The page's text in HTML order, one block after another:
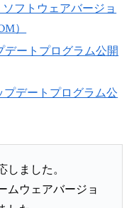
ソフトウェアバージョ
）
デートプログラム公開
プデートプログラム公
ました。
ムウェアバージョ